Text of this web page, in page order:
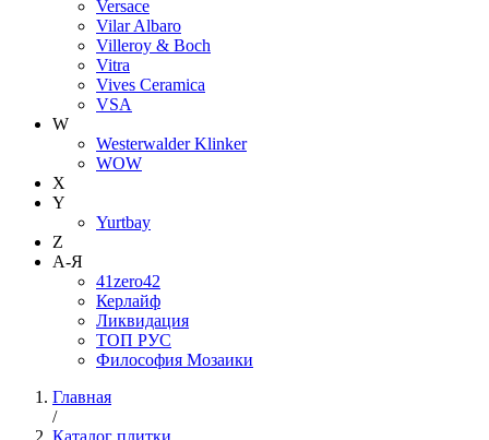
Versace
Vilar Albaro
Villeroy & Boch
Vitra
Vives Ceramica
VSA
W
Westerwalder Klinker
WOW
X
Y
Yurtbay
Z
А-Я
41zero42
Керлайф
Ликвидация
ТОП РУС
Философия Мозаики
Главная
/
Каталог плитки